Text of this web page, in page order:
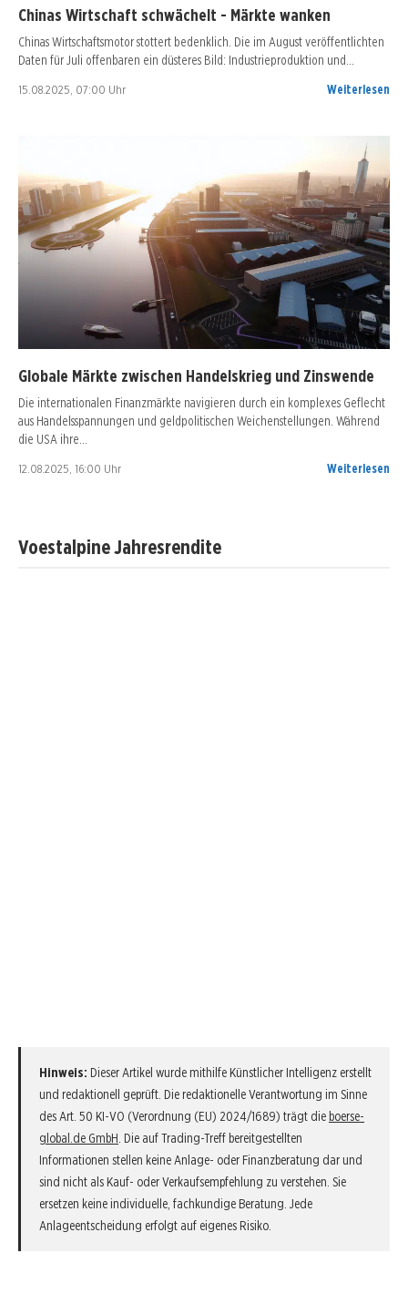
Chinas Wirtschaft schwächelt - Märkte wanken
Chinas Wirtschaftsmotor stottert bedenklich. Die im August veröffentlichten
Daten für Juli offenbaren ein düsteres Bild: Industrieproduktion und…
15.08.2025, 07:00 Uhr Weiterlesen
Globale Märkte zwischen Handelskrieg und Zinswende
Die internationalen Finanzmärkte navigieren durch ein komplexes Geflecht
aus Handelsspannungen und geldpolitischen Weichenstellungen. Während
die USA ihre…
12.08.2025, 16:00 Uhr Weiterlesen
Voestalpine Jahresrendite
Hinweis: Dieser Artikel wurde mithilfe Künstlicher Intelligenz erstellt
und redaktionell geprüft. Die redaktionelle Verantwortung im Sinne
des Art. 50 KI-VO (Verordnung (EU) 2024/1689) trägt die boerse-
global.de GmbH. Die auf Trading-Treff bereitgestellten
Informationen stellen keine Anlage- oder Finanzberatung dar und
sind nicht als Kauf- oder Verkaufsempfehlung zu verstehen. Sie
ersetzen keine individuelle, fachkundige Beratung. Jede
Anlageentscheidung erfolgt auf eigenes Risiko.